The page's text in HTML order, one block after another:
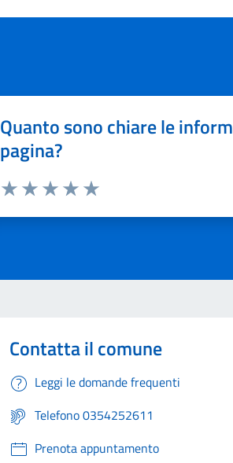
Quanto sono chiare le
pagina?
Contatta il comune
Leggi le domande frequenti
Telefono 0354252611
Prenota appuntamento